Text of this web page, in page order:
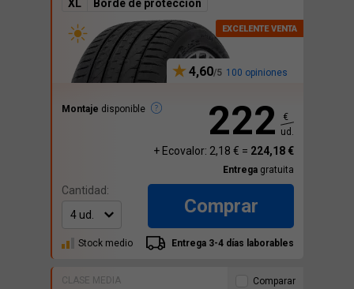
XL
Borde de protección
4,60 100 opiniones
Montaje disponible 222
€
ud.
+ Ecovalor: 2,18 € = 224,18 €
Entrega gratuita
Cantidad:
Comprar
Stock medio Entrega 3-4 días laborables
CLASE MEDIA Comparar